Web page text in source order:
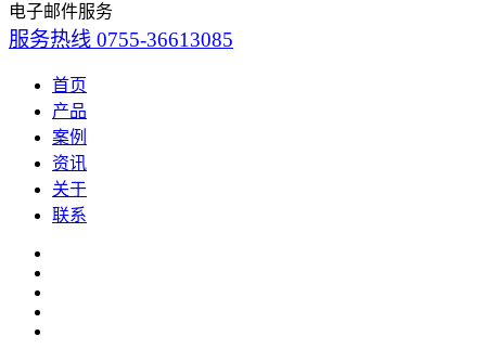
电子邮件服务
服务热线 0755-36613085
首页
产品
案例
资讯
关于
联系